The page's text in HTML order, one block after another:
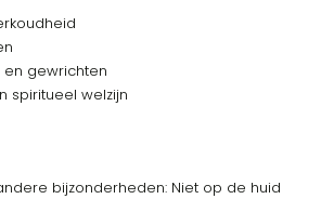
gewrichten
spiritueel welzijn
bijzonderheden: Niet op de huid